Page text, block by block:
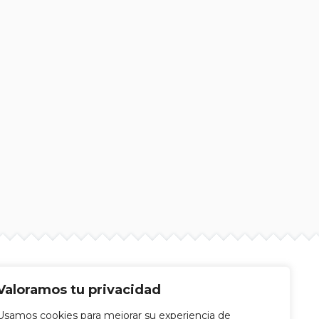
tu privacidad
cookies para mejorar su experiencia de